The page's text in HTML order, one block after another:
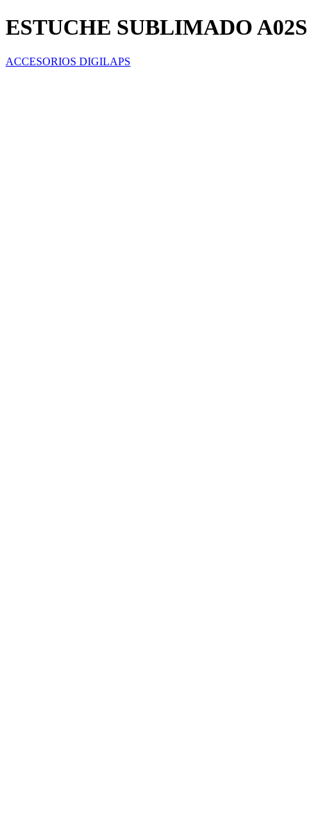
ESTUCHE SUBLIMADO A02S
ACCESORIOS DIGILAPS